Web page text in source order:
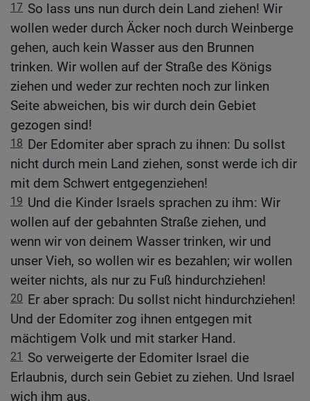
17 So lass uns nun durch dein Land ziehen! Wir
wollen weder durch Äcker noch durch Weinberge
gehen, auch kein Wasser aus den Brunnen
trinken. Wir wollen auf der Straße des Königs
ziehen und weder zur rechten noch zur linken
Seite abweichen, bis wir durch dein Gebiet
gezogen sind!
18 Der Edomiter aber sprach zu ihnen: Du sollst
nicht durch mein Land ziehen, sonst werde ich dir
mit dem Schwert entgegenziehen!
19 Und die Kinder Israels sprachen zu ihm: Wir
wollen auf der gebahnten Straße ziehen, und
wenn wir von deinem Wasser trinken, wir und
unser Vieh, so wollen wir es bezahlen; wir wollen
weiter nichts, als nur zu Fuß hindurchziehen!
20 Er aber sprach: Du sollst nicht hindurchziehen!
Und der Edomiter zog ihnen entgegen mit
mächtigem Volk und mit starker Hand.
21
So verweigerte der Edomiter Israel die
Erlaubnis, durch sein Gebiet zu ziehen. Und Israel
wich ihm aus.